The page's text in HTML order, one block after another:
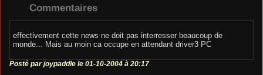
Commentaires
effectivement cette news ne doit pas interresser beaucoup de
monde... Mais au moin ca occupe en attendant driver3 PC
Posté par joypaddle le 01-10-2004 à 20:17